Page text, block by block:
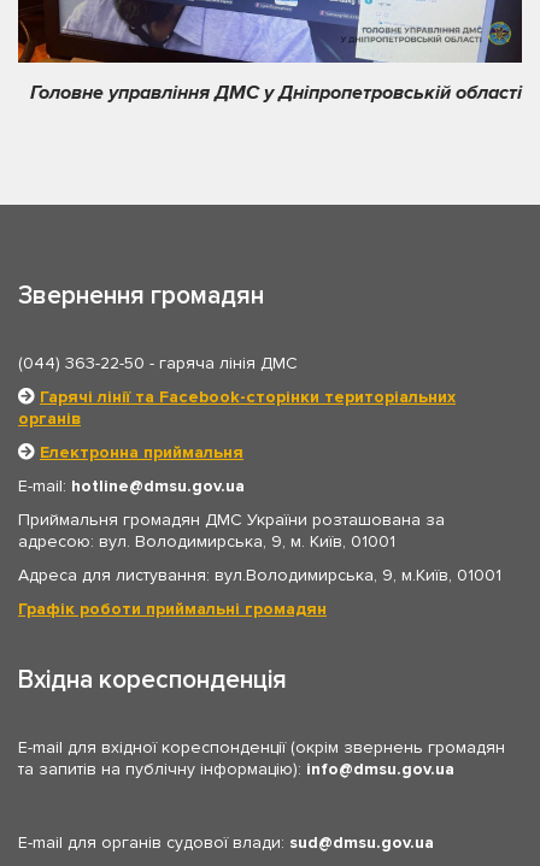
Головне управління ДМС у Дніпропетровській області
Звернення громадян
(044) 363-22-50 - гаряча лінія ДМС
Гарячі лінії та Facebook-сторінки територіальних
органів
Електронна приймальня
E-mail: hotline
dmsu.gov.ua
Приймальня громадян ДМС України розташована за
адресою: вул. Володимирська, 9, м. Київ, 01001
Адреса для листування: вул.Володимирська, 9, м.Київ, 01001
Графік роботи приймальні громадян
Вхідна кореспонденція
E-mail для вхідної кореспонденції (окрім звернень громадян
та запитів на публічну інформацію): info dmsu.gov.ua
E-mail для органів судової влади: sud dmsu.gov.ua